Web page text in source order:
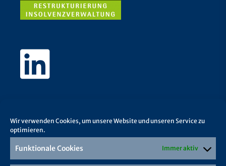
Wir verwenden Cookies, um unsere Website und unseren Service zu
optimieren.
Funktionale Cookies Immer aktiv